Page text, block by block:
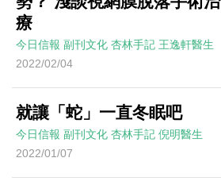
療
今日信報 副刊文化 杏林手記 王逸軒醫生
2022/02/04
就讓「蛇」一直冬眠吧
今日信報 副刊文化 杏林手記 倪明醫生
2022/01/07